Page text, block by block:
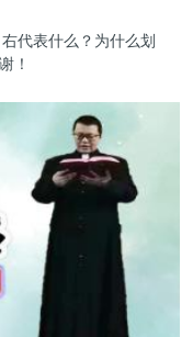
代表什么？为什么划
！